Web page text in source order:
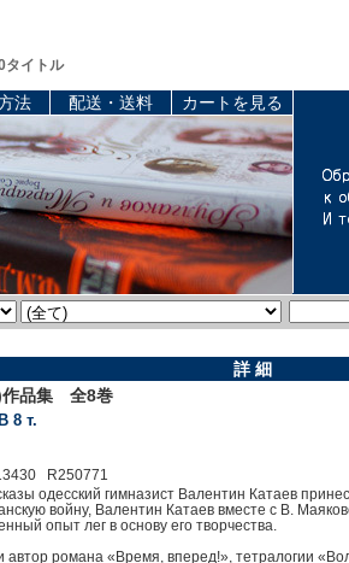
タイトル
法 配送・送料 カートを見る
詳 細
作品集 全8巻
8 т.
R250771
одесский гимназист Валентин Катаев
войну, Валентин Катаев вместе с В.
опыт лег в основу его творчества.
романа «Время, вперед!», тетралогии